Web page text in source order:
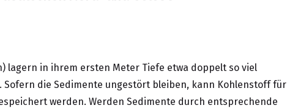
lagern in ihrem ersten Meter Tiefe etwa doppelt so viel
die Sedimente ungestört bleiben, kann Kohlenstoff für
werden. Werden Sedimente durch entsprechende